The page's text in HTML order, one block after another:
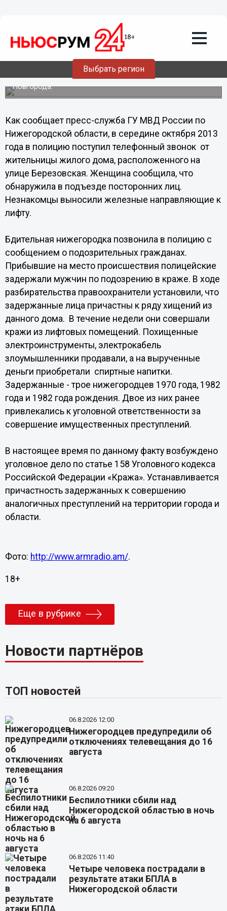
Выбрать регион
Нижегородцы разобрали лифт, чтобы
купить себе спиртное
Полицейские установили причастность группы лиц к
совершению хищений лифтового оборудования в одном
из жилых домов Московского района Нижнего
Новгорода.
Как сообщает пресс-служба ГУ МВД России по
Нижегородской области, в середине октября 2013
года в полицию поступил телефонный звонок от
жительницы жилого дома, расположенного на
улице Березовская. Женщина сообщила, что
обнаружила в подъезде посторонних лиц.
Незнакомцы выносили железные направляющие к
лифту.
Бдительная нижегородка позвонила в полицию с
сообщением о подозрительных гражданах.
Прибывшие на место происшествия полицейские
задержали мужчин по подозрению в краже. В ходе
разбирательства правоохранители установили, что
задержанные лица причастны к ряду хищений из
данного дома. В течение недели они совершали
кражи из лифтовых помещений. Похищенные
электроинструменты, электрокабель
злоумышленники продавали, а на вырученные
деньги приобретали спиртные напитки.
Задержанные - трое нижегородцев 1970 года, 1982
года и 1982 года рождения. Двое из них ранее
привлекались к уголовной ответственности за
совершение имущественных преступлений.
В настоящее время по данному факту возбуждено
уголовное дело по статье 158 Уголовного кодекса
Российской Федерации «Кража». Устанавливается
причастность задержанных к совершению
аналогичных преступлений на территории города и
области.
Фото: http://www.armradio.am/.
18+
Еще в рубрике
Новости партнёров
ТОП новостей
06.8.2026 12:00
Нижегородцев предупредили об
отключениях телевещания до 16
августа
06.8.2026 09:20
Беспилотники сбили над
Нижегородской областью в ночь
на 6 августа
06.8.2026 11:40
Четыре человека пострадали в
результате атаки БПЛА в
Нижегородской области